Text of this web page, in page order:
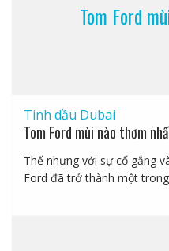
Tom Ford
Tinh dầu Dubai
Tom Ford mùi nào thơm
Thế nhưng với sự cố gắng
Ford đã trở thành một